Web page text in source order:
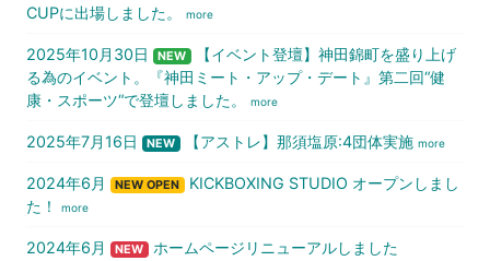
CUPに出場しました。
more
2025年10月30日 NEW 【イベント登壇】神田錦町を盛り上げ
る為のイベント。『神田ミート・アップ・デート』第二回“健
康・スポーツ“で登壇しました。
more
2025年7月16日 NEW 【アストレ】那須塩原:4団体実施 more
2024年6月 NEW OPEN KICKBOXING STUDIO オープンしまし
た！
more
2024年6月 NEW ホームページリニューアルしました